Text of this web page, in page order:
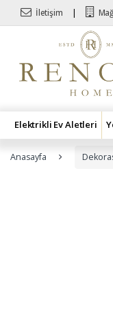
Skip to navigation
Skip to content
İletişim
Elektrikli Ev Aletleri
Anasayfa